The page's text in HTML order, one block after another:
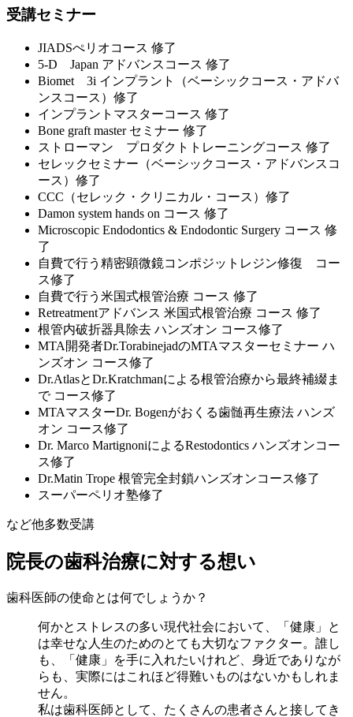
受講セミナー
JIADSぺリオコース 修了
5-D Japan アドバンスコース 修了
Biomet 3i インプラント（ベーシックコース・アドバ
ンスコース）修了
インプラントマスターコース 修了
Bone graft master セミナー 修了
ストローマン プロダクトトレーニングコース 修了
セレックセミナー（ベーシックコース・アドバンスコ
ース）修了
CCC（セレック・クリニカル・コース）修了
Damon system hands on コース 修了
Microscopic Endodontics & Endodontic Surgery コース 修
了
自費で行う精密顕微鏡コンポジットレジン修復 コー
ス修了
自費で行う米国式根管治療 コース 修了
Retreatmentアドバンス 米国式根管治療 コース 修了
根管内破折器具除去 ハンズオン コース修了
MTA開発者Dr.TorabinejadのMTAマスターセミナー ハ
ンズオン コース修了
Dr.AtlasとDr.Kratchmanによる根管治療から最終補綴ま
で コース修了
MTAマスターDr. Bogenがおくる歯髄再生療法 ハンズ
オン コース修了
Dr. Marco MartignoniによるRestodontics ハンズオンコー
ス修了
Dr.Matin Trope 根管完全封鎖ハンズオンコース修了
スーパーペリオ塾修了
など他多数受講
院長の歯科治療に対する想い
歯科医師の使命とは何でしょうか？
何かとストレスの多い現代社会において、「健康」と
は幸せな人生のためのとても大切なファクター。誰し
も、「健康」を手に入れたいけれど、身近でありなが
らも、実際にはこれほど得難いものはないかもしれま
せん。
私は歯科医師として、たくさんの患者さんと接してき